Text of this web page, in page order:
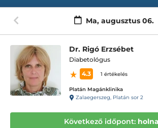
Ma, augusztus 06.
Dr. Rigó Erzsébet
Diabetológus
4.3
1 értékelés
Platán Magánklinika
Zalaegerszeg, Platán sor 2
Következő időpont: